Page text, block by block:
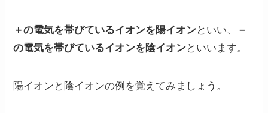
＋の電気を帯びているイオンを陽イオンといい、
－
の電気を帯びているイオンを陰イオンといいます。
陽イオンと陰イオンの例を覚えてみましょう。